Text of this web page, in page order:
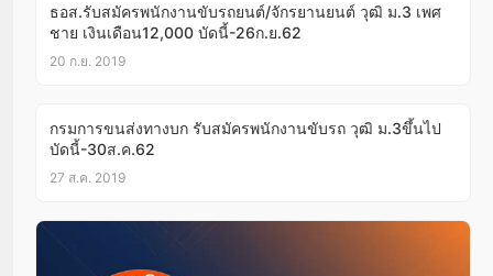
ธอส.รับสมัครพนักงานขับรถยนต์/จักรยานยนต์ วุฒิ ม.3 เพศ
ชาย เงินเดือน12,000 บัดนี้-26ก.ย.62
20 ก.ย. 2019
กรมการขนส่งทางบก รับสมัครพนักงานขับรถ วุฒิ ม.3ขึ้นไป
บัดนี้-30ส.ค.62
27 ส.ค. 2019